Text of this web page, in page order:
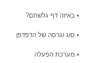
• באיזה דף גלשתם?
• סוג וגרסה של הדפדפן
• מערכת הפעלה